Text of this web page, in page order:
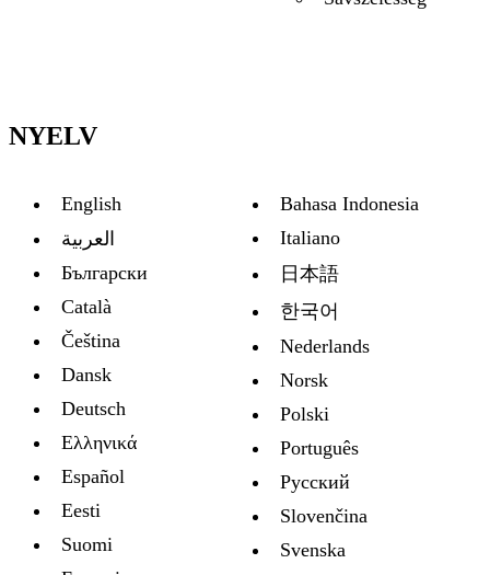
NYELV
English
العربية
Български
Català
Čeština
Dansk
Deutsch
Ελληνικά
Español
Eesti
Suomi
Bahasa Indonesia
Italiano
日本語
한국어
Nederlands
Norsk
Polski
Português
Русский
Slovenčina
Svenska